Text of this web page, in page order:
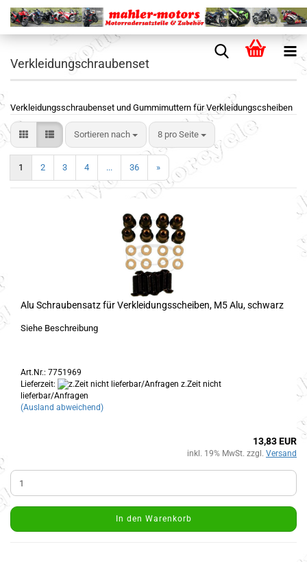
Verkleidungschraubenset
Verkleidungsschraubenset und Gummimuttern für Verkleidungscsheiben
Sortieren nach 8 pro Seite
1 2 3 4 ... 36 »
Alu Schraubensatz für Verkleidungsscheiben, M5 Alu, schwarz
Siehe Beschreibung
Art.Nr.: 7751969
Lieferzeit:
z.Zeit nicht
lieferbar/Anfragen
(Ausland abweichend)
13,83 EUR
inkl. 19% MwSt. zzgl. Versand
In den Warenkorb